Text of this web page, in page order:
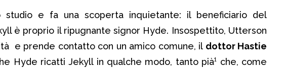
studio e fa una scoperta inquietante: il beneficiario del
è proprio il ripugnante signor Hyde. Insospettito, Utterson
e prende contatto con un amico comune, il dottor Hastie
Hyde ricatti Jekyll in qualche modo, tanto pià¹ che, come